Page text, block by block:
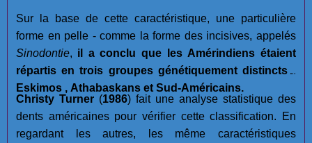
Sur la base de cette caractéristique, une particulière
forme en pelle - comme la forme des incisives, appelés
Sinodontie, il a conclu que les Amérindiens étaient
répartis en trois groupes génétiquement distincts :
Eskimos , Athabaskans et Sud-Américains.
Christy Turner (1986) fait une analyse statistique des
dents américaines pour vérifier cette classification. En
regardant les autres, les même caractéristiques